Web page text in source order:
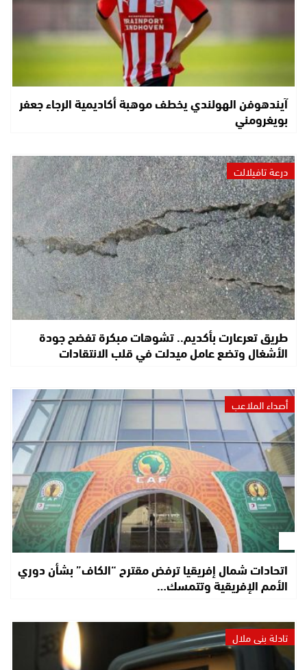
آيندهوفن الهولندي يخطف موهبة أكاديمية الرجاء جعفر
بويغرومني
درعة تافيلالت
طريق تعرعارت بأكديم.. تشوهات مبكرة تفضح جودة
الأشغال وتضع عامل ميدلت في قلب الانتقادات
أصداء الملاعب
اتحادات شمال إفريقيا ترفض مقترح “الكاف” بشأن دوري
الأمم الإفريقية وتتمسك…
تادلة بني ملال